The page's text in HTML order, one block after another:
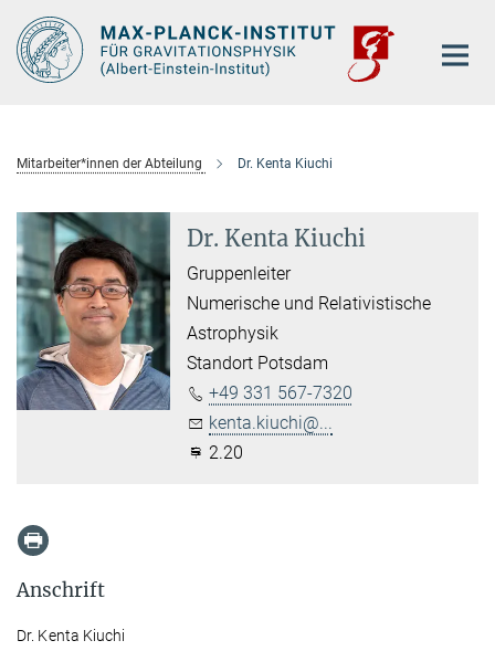
Hauptinhalt
Mitarbeiter*innen der Abteilung Dr. Kenta Kiuchi
Dr. Kenta Kiuchi
Gruppenleiter
Numerische und Relativistische
Astrophysik
Standort Potsdam
+49 331 567-7320
kenta.kiuchi@...
2.20
Anschrift
Dr. Kenta Kiuchi